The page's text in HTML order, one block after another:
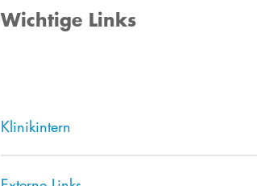
Wichtige Links
Klinikintern